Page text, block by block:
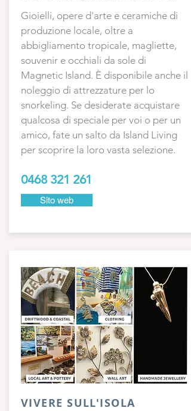
Gioielli, opere d'arte e ceramiche di
produzione locale, oltre a
abbigliamento tropicale, magliette,
souvenir e occhiali da sole di
Magnetic Island. È disponibile anche il
noleggio di attrezzature per lo
snorkeling. Se desiderate acquistare
qualcosa di speciale per voi o per un
amico, fate un salto da Island Living
per scoprire la loro vasta selezione.
0468 321 261
Sito web
VIVERE SULL'ISOLA